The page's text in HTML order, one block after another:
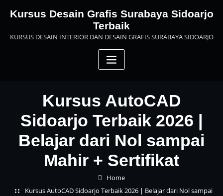
Kursus Desain Grafis Surabaya Sidoarjo
Terbaik
KURSUS DESAIN INTERIOR DAN DESAIN GRAFIS SURABAYA SIDOARJO
Kursus AutoCAD
Sidoarjo Terbaik 2026 |
Belajar dari Nol sampai
Mahir + Sertifikat
Home
Kursus AutoCAD Sidoarjo Terbaik 2026 | Belajar dari Nol sampai